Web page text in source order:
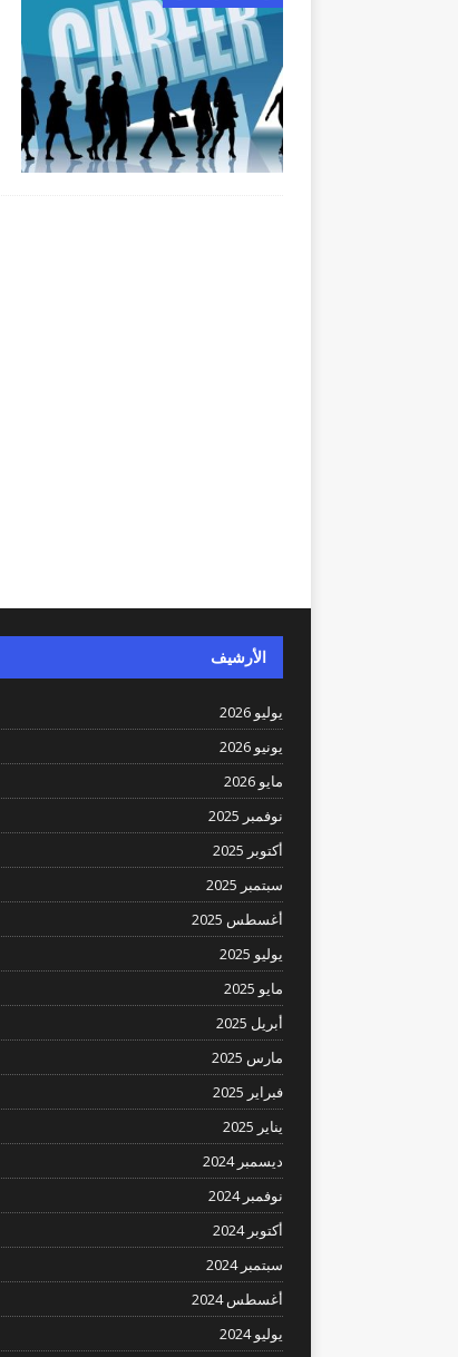
الأرشيف
يوليو 2026
يونيو 2026
مايو 2026
نوفمبر 2025
أكتوبر 2025
سبتمبر 2025
أغسطس 2025
يوليو 2025
مايو 2025
أبريل 2025
مارس 2025
فبراير 2025
يناير 2025
ديسمبر 2024
نوفمبر 2024
أكتوبر 2024
سبتمبر 2024
أغسطس 2024
يوليو 2024